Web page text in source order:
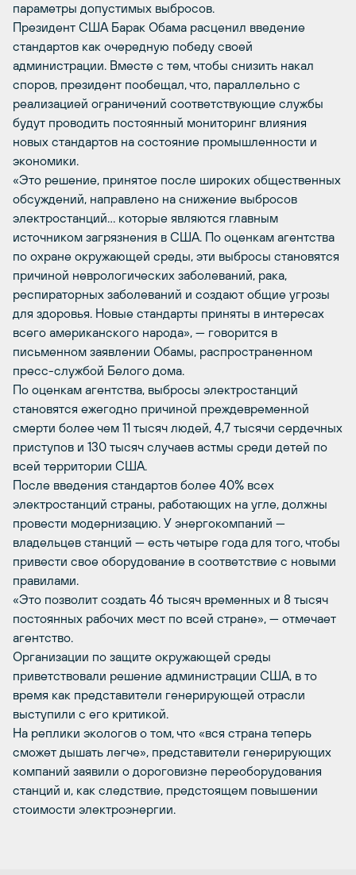
параметры допустимых выбросов.
Президент США Барак Обама расценил введение
стандартов как очередную победу своей
администрации. Вместе с тем, чтобы снизить накал
споров, президент пообещал, что, параллельно с
реализацией ограничений соответствующие службы
будут проводить постоянный мониторинг влияния
новых стандартов на состояние промышленности и
экономики.
«Это решение, принятое после широких общественных
обсуждений, направлено на снижение выбросов
электростанций… которые являются главным
источником загрязнения в США. По оценкам агентства
по охране окружающей среды, эти выбросы становятся
причиной неврологических заболеваний, рака,
респираторных заболеваний и создают общие угрозы
для здоровья. Новые стандарты приняты в интересах
всего американского народа», — говорится в
письменном заявлении Обамы, распространенном
пресс-службой Белого дома.
По оценкам агентства, выбросы электростанций
становятся ежегодно причиной преждевременной
смерти более чем 11 тысяч людей, 4,7 тысячи сердечных
приступов и 130 тысяч случаев астмы среди детей по
всей территории США.
После введения стандартов более 40% всех
электростанций страны, работающих на угле, должны
провести модернизацию. У энергокомпаний —
владельцев станций — есть четыре года для того, чтобы
привести свое оборудование в соответствие с новыми
правилами.
«Это позволит создать 46 тысяч временных и 8 тысяч
постоянных рабочих мест по всей стране», — отмечает
агентство.
Организации по защите окружающей среды
приветствовали решение администрации США, в то
время как представители генерирующей отрасли
выступили с его критикой.
На реплики экологов о том, что «вся страна теперь
сможет дышать легче», представители генерирующих
компаний заявили о дороговизне переоборудования
станций и, как следствие, предстоящем повышении
стоимости электроэнергии.